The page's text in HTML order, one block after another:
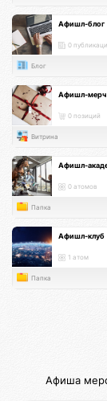
Афишл-блог
0
Блог
Афишл-мерч
0 позиций
Витрина
Афишл-
0 атомов
Папка
Афишл-клуб
1 атом
Папка
Афиша